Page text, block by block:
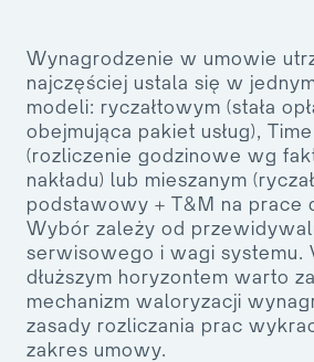
Wynagrodzenie w umowie
najczęściej ustala się w
modeli: ryczałtowym (stała
obejmująca pakiet usług),
(rozliczenie godzinowe wg
nakładu) lub mieszanym
podstawowy + T&M na prace
Wybór zależy od
serwisowego i wagi systemu.
dłuższym horyzontem warto
mechanizm waloryzacji
zasady rozliczania prac
zakres umowy.